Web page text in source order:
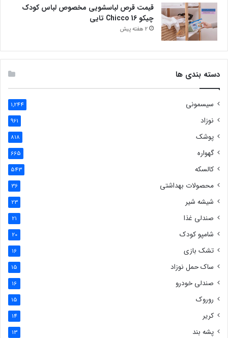
قیمت قرص لباسشویی مخصوص لباس کودک
چیکو Chicco 16 تایی
2 هفته پیش
دسته بندی ها
سیسمونی 1,244
نوزاد 961
پوشک 818
گهواره 665
کالسکه 543
محصولات بهداشتی 36
شیشه شیر 23
صندلی غذا 21
شامپو کودک 20
تشک بازی 16
ساک حمل نوزاد 15
صندلی خودرو 16
روروک 15
کریر 14
پشه بند 13